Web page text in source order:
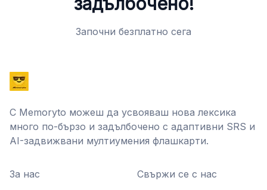
Започни безплатно сега
С Memoryto можеш да усвояваш нова лексика
много по-бързо и задълбочено с адаптивни SRS и
AI-задвижвани мултиумения флашкарти.
За нас
Свържи се с нас